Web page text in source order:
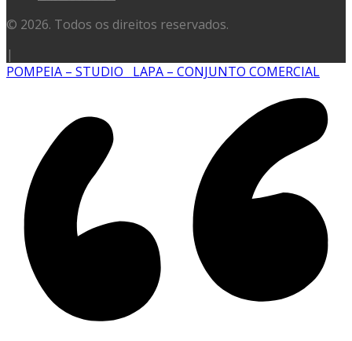
© 2026. Todos os direitos reservados.
|
POMPEIA – STUDIO
LAPA – CONJUNTO COMERCIAL